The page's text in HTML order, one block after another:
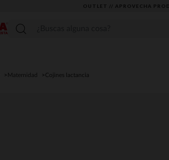
OUTLET // APROVECHA
Maternidad Cojines lactancia